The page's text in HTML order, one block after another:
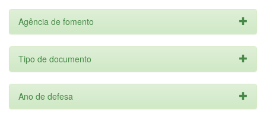
Agência de fomento
Tipo de documento
Ano de defesa